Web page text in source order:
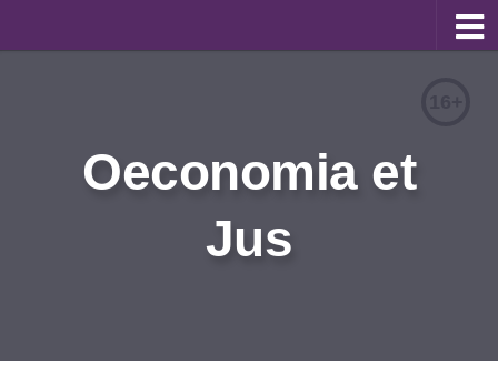
Для авторовOeconomia et
Jus